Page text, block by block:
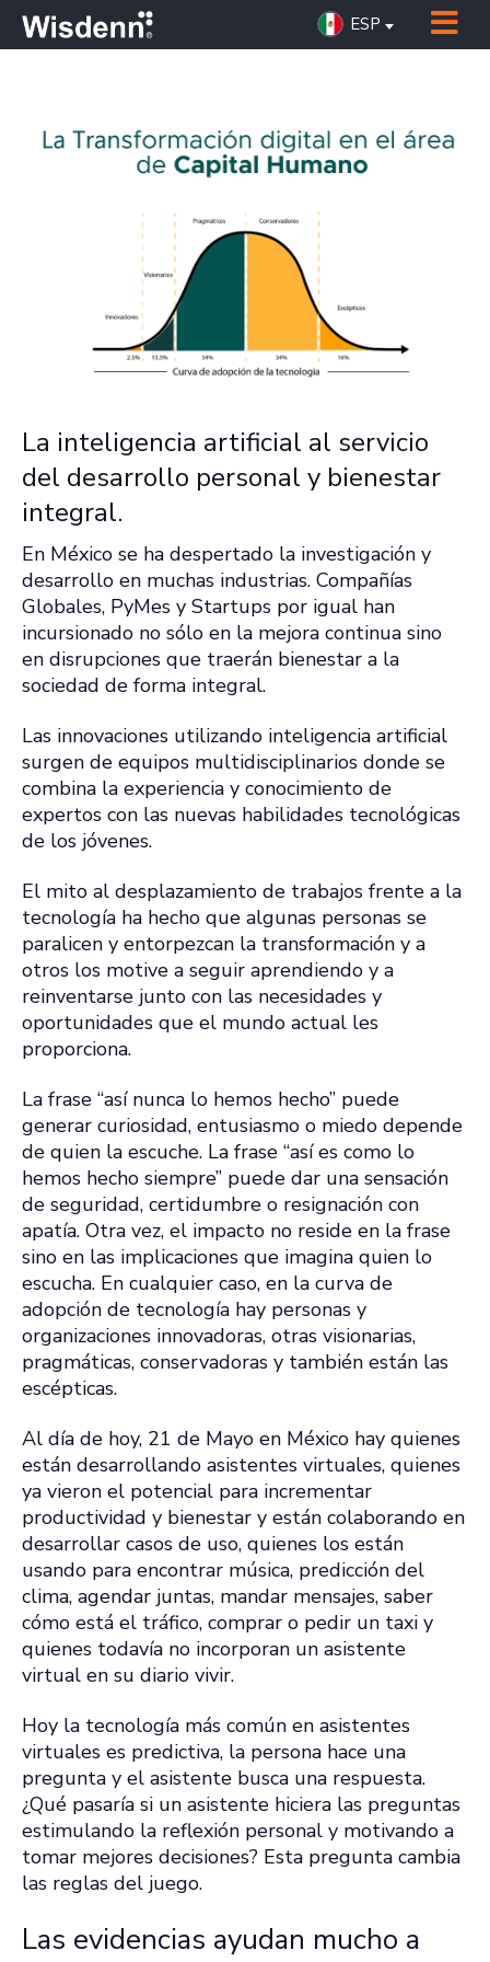
ESP
La inteligencia artificial al servicio
del desarrollo personal y bienestar
integral.
En México se ha despertado la investigación y
desarrollo en muchas industrias. Compañías
Globales, PyMes y Startups por igual han
incursionado no sólo en la mejora continua sino
en disrupciones que traerán bienestar a la
sociedad de forma integral.
Las innovaciones utilizando inteligencia artificial
surgen de equipos multidisciplinarios donde se
combina la experiencia y conocimiento de
expertos con las nuevas habilidades tecnológicas
de los jóvenes.
El mito al desplazamiento de trabajos frente a la
tecnología ha hecho que algunas personas se
paralicen y entorpezcan la transformación y a
otros los motive a seguir aprendiendo y a
reinventarse junto con las necesidades y
oportunidades que el mundo actual les
proporciona.
La frase “así nunca lo hemos hecho” puede
generar curiosidad, entusiasmo o miedo depende
de quien la escuche. La frase “así es como lo
hemos hecho siempre” puede dar una sensación
de seguridad, certidumbre o resignación con
apatía. Otra vez, el impacto no reside en la frase
sino en las implicaciones que imagina quien lo
escucha. En cualquier caso, en la curva de
adopción de tecnología hay personas y
organizaciones innovadoras, otras visionarias,
pragmáticas, conservadoras y también están las
escépticas.
Al día de hoy, 21 de Mayo en México hay quienes
están desarrollando asistentes virtuales, quienes
ya vieron el potencial para incrementar
productividad y bienestar y están colaborando en
desarrollar casos de uso, quienes los están
usando para encontrar música, predicción del
clima, agendar juntas, mandar mensajes, saber
cómo está el tráfico, comprar o pedir un taxi y
quienes todavía no incorporan un asistente
virtual en su diario vivir.
Hoy la tecnología más común en asistentes
virtuales es predictiva, la persona hace una
pregunta y el asistente busca una respuesta.
¿Qué pasaría si un asistente hiciera las preguntas
estimulando la reflexión personal y motivando a
tomar mejores decisiones? Esta pregunta cambia
las reglas del juego.
Las evidencias ayudan mucho a